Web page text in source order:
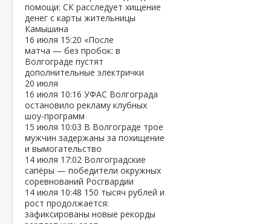
помощи: СК расследует хищение
денег с карты жительницы
Камышина
16 июля 15:20 «После
матча — без пробок: в
Волгограде пустят
дополнительные электрички
20 июля
16 июля 10:16 УФАС Волгограда
остановило рекламу клубных
шоу‑программ
15 июля 10:03 В Волгограде трое
мужчин задержаны за похищение
и вымогательство
14 июля 17:02 Волгоградские
сапёры — победители окружных
соревнований Росгвардии
14 июля 10:48 150 тысяч рублей и
рост продолжается:
зафиксированы новые рекорды